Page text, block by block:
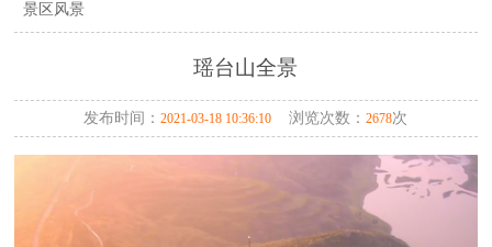
景区风景
瑶台山全景
发布时间：2021-03-18 10:36:10 浏览次数：2678次